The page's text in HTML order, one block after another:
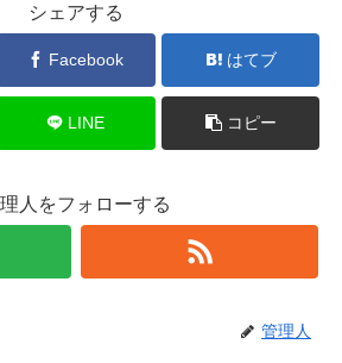
シェアする
Facebook はてブ
LINE コピー
人をフォローする
管理人